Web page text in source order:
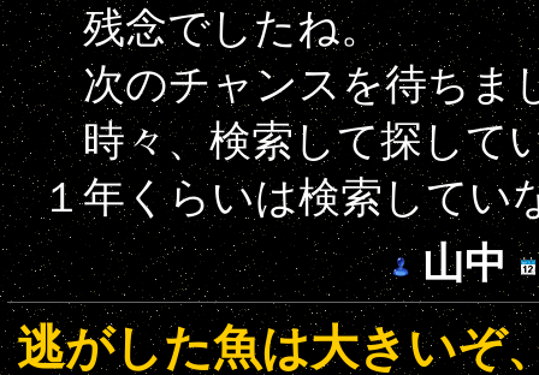
残念でしたね。
次のチャンスを待ちま
時々、検索して探して
１年くらいは検索してい
山中
逃がした魚は大きいぞ